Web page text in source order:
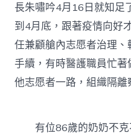
長朱嘯吟4月16日就知足
到4月底，跟著疫情向好
任兼顧艙內志愿者治理
手續，有時醫護職員忙
他志愿者一路，組織隔離
有位86歲的奶奶不克